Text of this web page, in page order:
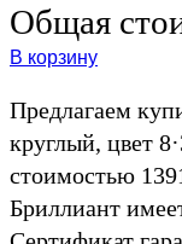
Общая
В корзину
Предлагаем
круглый, цвет
стоимостью
Бриллиант